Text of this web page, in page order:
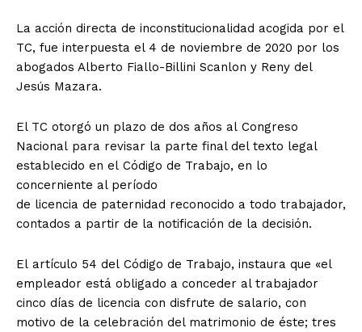
La acción directa de inconstitucionalidad acogida por el
TC, fue interpuesta el 4 de noviembre de 2020 por los
abogados Alberto Fiallo-Billini Scanlon y Reny del
Jesús Mazara.
El TC otorgó un plazo de dos años al Congreso
Nacional para revisar la parte final del texto legal
establecido en el Código de Trabajo, en lo
concerniente al período
de licencia de paternidad reconocido a todo trabajador,
contados a partir de la notificación de la decisión.
El artículo 54 del Código de Trabajo, instaura que «el
empleador está obligado a conceder al trabajador
cinco días de licencia con disfrute de salario, con
motivo de la celebración del matrimonio de éste; tres